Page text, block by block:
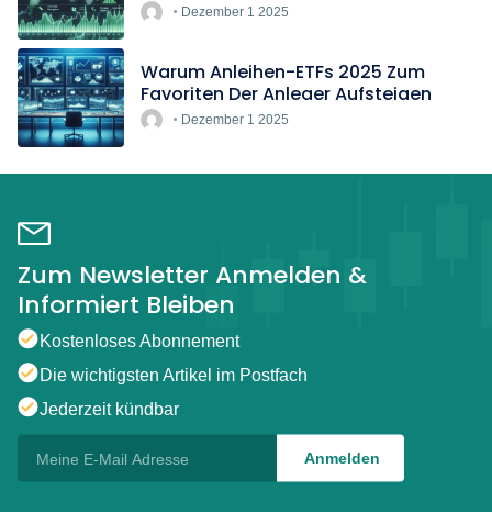
Dezember 1 2025
Warum Anleihen-ETFs 2025 Zum
Favoriten Der Anleger Aufsteigen
Dezember 1 2025
Zum Newsletter Anmelden &
Informiert Bleiben
Kostenloses Abonnement
Die wichtigsten Artikel im Postfach
Jederzeit kündbar